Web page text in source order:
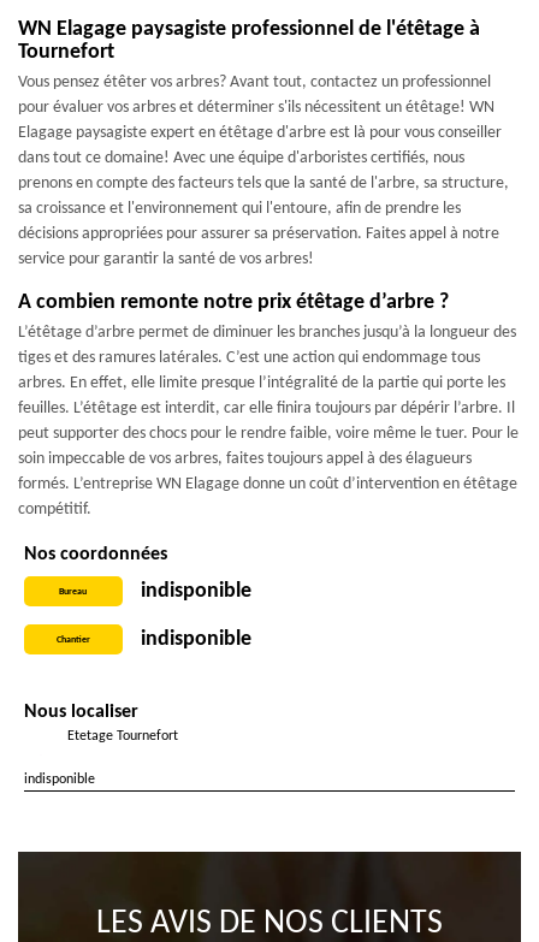
WN Elagage paysagiste professionnel de l'étêtage à
Tournefort
Vous pensez étêter vos arbres? Avant tout, contactez un professionnel
pour évaluer vos arbres et déterminer s'ils nécessitent un étêtage! WN
Elagage paysagiste expert en étêtage d'arbre est là pour vous conseiller
dans tout ce domaine! Avec une équipe d'arboristes certifiés, nous
prenons en compte des facteurs tels que la santé de l'arbre, sa structure,
sa croissance et l'environnement qui l'entoure, afin de prendre les
décisions appropriées pour assurer sa préservation. Faites appel à notre
service pour garantir la santé de vos arbres!
A combien remonte notre prix étêtage d’arbre ?
L’étêtage d’arbre permet de diminuer les branches jusqu’à la longueur des
tiges et des ramures latérales. C’est une action qui endommage tous
arbres. En effet, elle limite presque l’intégralité de la partie qui porte les
feuilles. L’étêtage est interdit, car elle finira toujours par dépérir l’arbre. Il
peut supporter des chocs pour le rendre faible, voire même le tuer. Pour le
soin impeccable de vos arbres, faites toujours appel à des élagueurs
formés. L’entreprise WN Elagage donne un coût d’intervention en étêtage
compétitif.
Nos coordonnées
Bureau indisponible
Chantier indisponible
Nous localiser
Etetage Tournefort
indisponible
LES AVIS DE NOS CLIENTS